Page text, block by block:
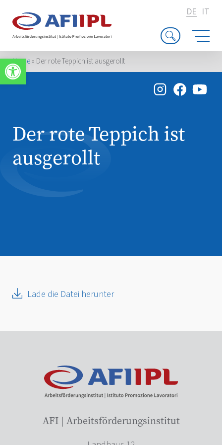
Werkzeugleiste öffnen
DE IT
Home» Der rote Teppich ist ausgerollt
Der rote Teppich ist
ausgerollt
Lade die Datei herunter
AFI | Arbeitsförderungsinstitut